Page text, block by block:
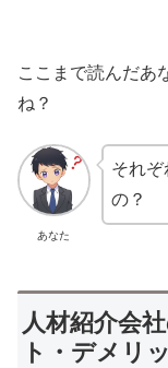
ここまで読んだあ
ね？
あなた
それ
の？
人材紹介会
ト・デメリ